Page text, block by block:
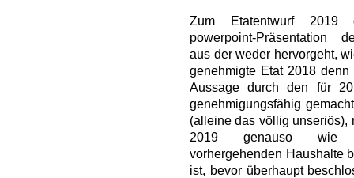
Zum Etatentwurf
powerpoint-Präsentation
aus der weder hervorgeht,
genehmigte Etat 2018 denn
Aussage durch den für
genehmigungsfähig
(alleine das völlig unseriös),
2019 genauso wie
vorhergehenden Haushalte
ist, bevor überhaupt